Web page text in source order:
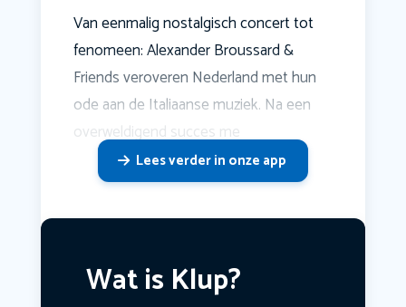
Van eenmalig nostalgisch concert tot
fenomeen: Alexander Broussard &
Friends veroveren Nederland met hun
ode aan de Italiaanse muziek. Na een
overweldigend succes me
Lees verder in onze app
Wat is Klup?